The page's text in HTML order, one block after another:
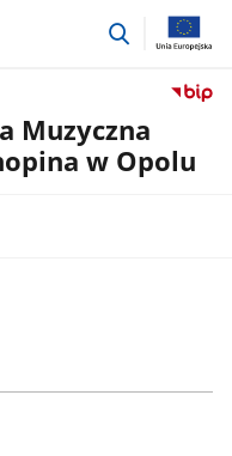
przejdź
Muzyczna
w Opolu